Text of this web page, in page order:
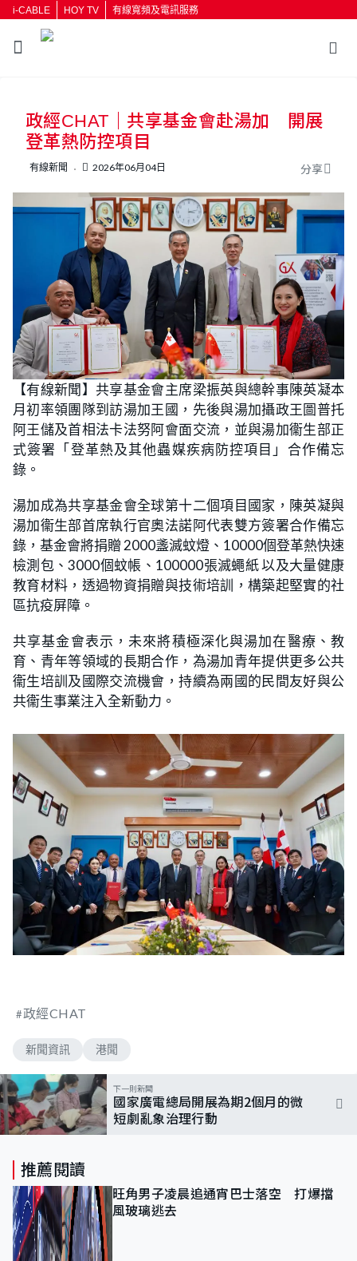
i-CABLE HOY TV 有線寬頻及電訊服務
按輸入鍵開始搜尋
政經CHAT｜共享基金會赴湯加 開展
登革熱防控項目
有線新聞 2026年06月04日 分享
【有線新聞】共享基金會主席梁振英與總幹事陳英凝本
月初率領團隊到訪湯加王國，先後與湯加攝政王圖普托
阿王儲及首相法卡法努阿會面交流，並與湯加衞生部正
式簽署「登革熱及其他蟲媒疾病防控項目」合作備忘
錄。
湯加成為共享基金會全球第十二個項目國家，陳英凝與
湯加衞生部首席執行官奧法諾阿代表雙方簽署合作備忘
錄，基金會將捐贈 2000盞滅蚊燈、10000個登革熱快速
檢測包、3000個蚊帳、100000張滅蠅紙 以及大量健康
教育材料，透過物資捐贈與技術培訓，構築起堅實的社
區抗疫屏障。
共享基金會表示，未來將積極深化與湯加在醫療、教
育、青年等領域的長期合作，為湯加青年提供更多公共
衞生培訓及國際交流機會，持續為兩國的民間友好與公
共衞生事業注入全新動力。
政經CHAT
新聞資訊 港聞
下一則新聞
國家廣電總局開展為期2個月的微
短劇亂象治理行動
推薦閱讀
旺角男子凌晨追通宵巴士落空 打爆擋
風玻璃逃去